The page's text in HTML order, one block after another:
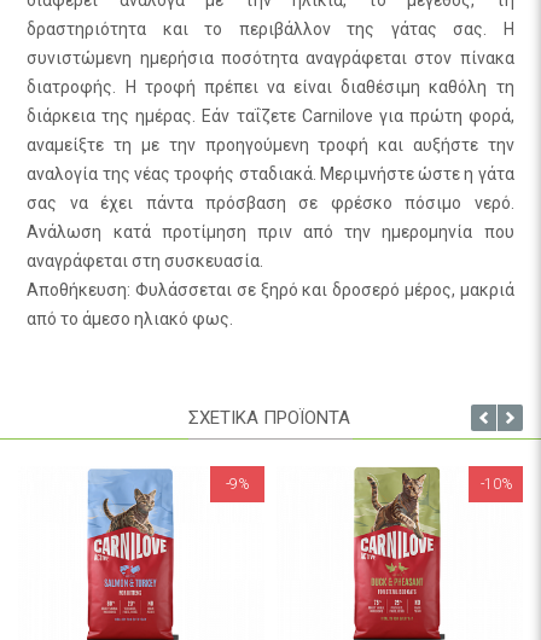
δραστηριότητα και το περιβάλλον της γάτας σας. Η
συνιστώμενη ημερήσια ποσότητα αναγράφεται στον πίνακα
διατροφής. Η τροφή πρέπει να είναι διαθέσιμη καθόλη τη
διάρκεια της ημέρας. Εάν ταΐζετε Carnilove για πρώτη φορά,
αναμείξτε τη με την προηγούμενη τροφή και αυξήστε την
αναλογία της νέας τροφής σταδιακά. Μεριμνήστε ώστε η γάτα
σας να έχει πάντα πρόσβαση σε φρέσκο πόσιμο νερό.
Ανάλωση κατά προτίμηση πριν από την ημερομηνία που
αναγράφεται στη συσκευασία.
Αποθήκευση: Φυλάσσεται σε ξηρό και δροσερό μέρος, μακριά
από το άμεσο ηλιακό φως.
ΣΧΕΤΙΚΑ ΠΡΟΪΟΝΤΑ
-9% -10%